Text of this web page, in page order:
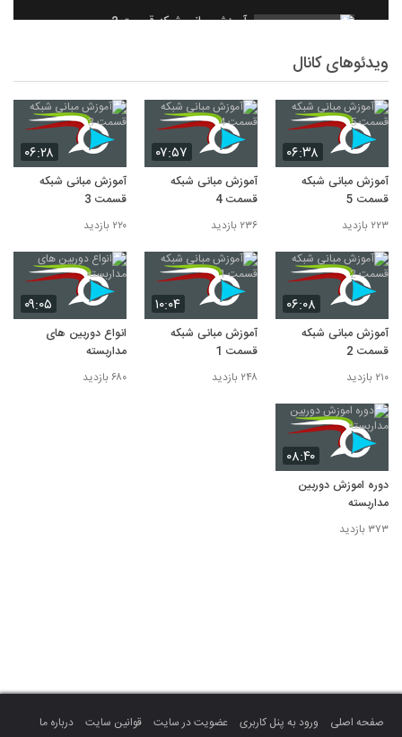
آموزش مبانی شبکه قسمت 2
۲۴۸ بازدید
ویدئوهای کانال
۰۶:۳۸
آموزش مبانی شبکه
قسمت 5
۲۲۳ بازدید
۰۷:۵۷
آموزش مبانی شبکه
قسمت 4
۲۳۶ بازدید
۰۶:۲۸
آموزش مبانی شبکه
قسمت 3
۲۲۰ بازدید
۰۶:۰۸
آموزش مبانی شبکه
قسمت 2
۲۱۰ بازدید
۱۰:۰۴
آموزش مبانی شبکه
قسمت 1
۲۴۸ بازدید
۰۹:۰۵
انواع دوربین های
مداربسته
۶۸۰ بازدید
۰۸:۴۰
دوره اموزش دوربین
مداربسته
۳۷۳ بازدید
صفحه اصلی ورود به پنل کاربری عضویت در سایت قوانین سایت
درباره ما